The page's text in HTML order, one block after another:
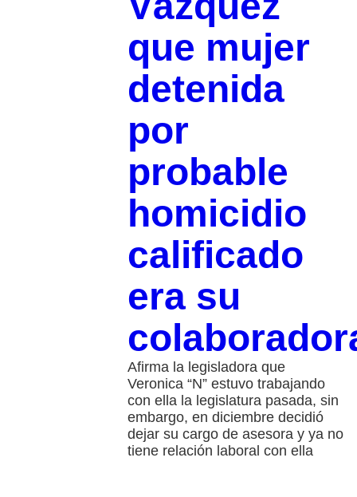
que mujer
detenida
por
probable
homicidio
calificado
era su
Afirma la legisladora que
Veronica “N” estuvo trabajando
con ella la legislatura pasada, sin
embargo, en diciembre decidió
dejar su cargo de asesora y ya no
tiene relación laboral con ella